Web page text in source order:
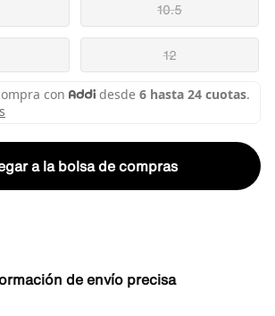
10.5
12
a la bolsa de compras
de envío precisa